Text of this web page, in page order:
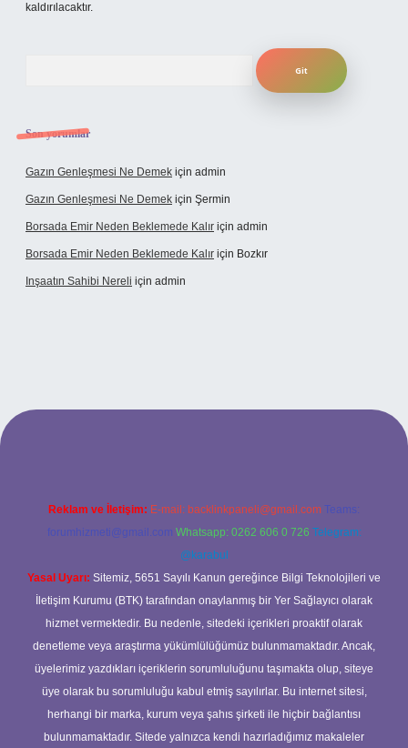
kaldırılacaktır.
Son yorumlar
Gazın Genleşmesi Ne Demek için admin
Gazın Genleşmesi Ne Demek için Şermin
Borsada Emir Neden Beklemede Kalır için admin
Borsada Emir Neden Beklemede Kalır için Bozkır
Inşaatın Sahibi Nereli için admin
www.hiltonbetx.org/
Reklam ve İletişim: E-mail: backlinkpaneli@gmail.com Teams:
forumhizmeti@gmail.com Whatsapp: 0262 606 0 726 Telegram:
@karabul
Yasal Uyarı: Sitemiz, 5651 Sayılı Kanun gereğince Bilgi Teknolojileri ve
İletişim Kurumu (BTK) tarafından onaylanmış bir Yer Sağlayıcı olarak
hizmet vermektedir. Bu nedenle, sitedeki içerikleri proaktif olarak
denetleme veya araştırma yükümlülüğümüz bulunmamaktadır. Ancak,
üyelerimiz yazdıkları içeriklerin sorumluluğunu taşımakta olup, siteye
üye olarak bu sorumluluğu kabul etmiş sayılırlar. Bu internet sitesi,
herhangi bir marka, kurum veya şahıs şirketi ile hiçbir bağlantısı
bulunmamaktadır. Sitede yalnızca kendi hazırladığımız makaleler